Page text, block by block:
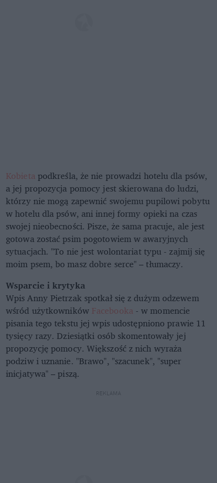
Kobietapodkreśla, że nie prowadzi hotelu dla psów,
a jej propozycja pomocy jest skierowana do ludzi,
którzy nie mogą zapewnić swojemu pupilowi pobytu
w hotelu dla psów, ani innej formy opieki na czas
swojej nieobecności. Pisze, że sama pracuje, ale jest
gotowa zostać psim pogotowiem w awaryjnych
sytuacjach. "To nie jest wolontariat typu - zajmij się
moim psem, bo masz dobre serce" – tłumaczy.
Wsparcie i krytyka
Wpis Anny Pietrzak spotkał się z dużym odzewem
wśród użytkowników Facebooka- w momencie
pisania tego tekstu jej wpis udostępniono prawie 11
tysięcy razy. Dziesiątki osób skomentowały jej
propozycję pomocy. Większość z nich wyraża
podziw i uznanie. "Brawo", "szacunek", "super
inicjatywa" – piszą.
REKLAMA